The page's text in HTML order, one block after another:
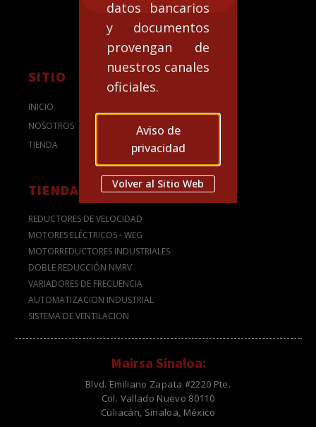
datos bancarios
y documentos
provengan de
nuestros canales
oficiales.
Aviso de
privacidad
Volver al Sitio Web
SITIO
INICIO
NOSOTROS
TIENDA
TIENDA
REDUCTORES DE VELOCIDAD
MOTORES ELÉCTRICOS - WEG
MOTORREDUCTORES INDUSTRIALES
DOBLE REDUCCIÓN NMRV
VARIADORES DE FRECUENCIA
AUTOMATIZACION INDUSTRIAL
SISTEMA DE VENTILACION
Mairsa Sinaloa:
Blvd. Emiliano Zapata #2220 Pte.
Col. Vallado Nuevo 80110
Culiacán, Sinaloa, México